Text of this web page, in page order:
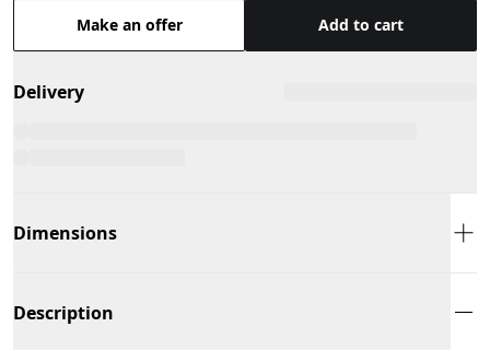
Make an offer Add to cart
Delivery
Dimensions
Description